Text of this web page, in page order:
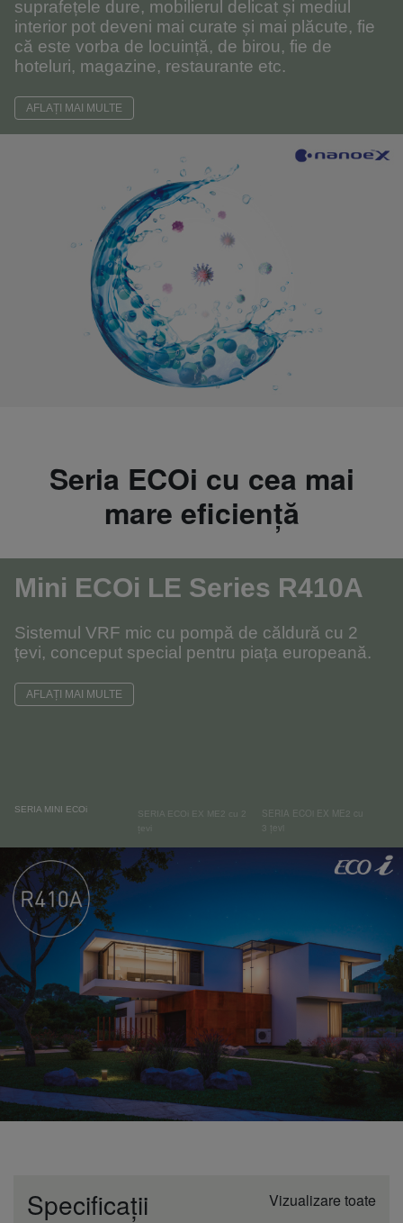
suprafețele dure, mobilierul delicat și mediul
interior pot deveni mai curate și mai plăcute, fie
că este vorba de locuință, de birou, fie de
hoteluri, magazine, restaurante etc.
AFLAȚI MAI MULTE
Seria ECOi cu cea mai
mare eficiență
Mini ECOi LE Series R410A
Sistemul VRF mic cu pompă de căldură cu 2
țevi, conceput special pentru piața europeană.
AFLAȚI MAI MULTE
SERIA MINI ECOi
SERIA ECOi EX ME2 cu 2
țevi
SERIA ECOi EX ME2 cu
3 țevi
Specificații Vizualizare toate